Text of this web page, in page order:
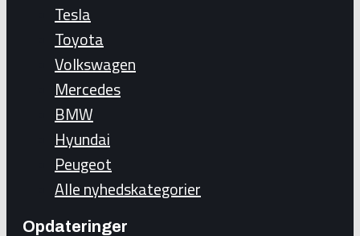
Tesla
Toyota
Volkswagen
Mercedes
BMW
Hyundai
Peugeot
Alle nyhedskategorier
Opdateringer